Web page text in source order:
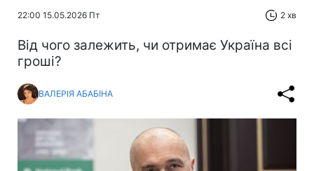
22:00 15.05.2026 Пт 2 хв
Від чого залежить, чи отримає Україна всі
гроші?
ВАЛЕРІЯ АБАБІНА